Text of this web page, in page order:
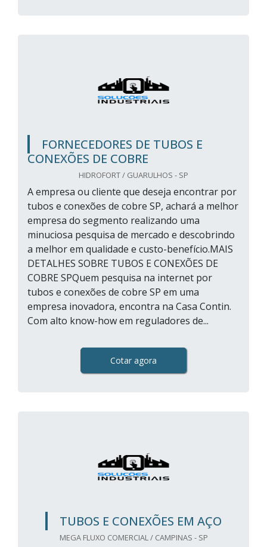
FORNECEDORES DE TUBOS E
CONEXÕES DE COBRE
HIDROFORT / GUARULHOS - SP
A empresa ou cliente que deseja encontrar por
tubos e conexões de cobre SP, achará a melhor
empresa do segmento realizando uma
minuciosa pesquisa de mercado e descobrindo
a melhor em qualidade e custo-benefício.MAIS
DETALHES SOBRE TUBOS E CONEXÕES DE
COBRE SPQuem pesquisa na internet por
tubos e conexões de cobre SP em uma
empresa inovadora, encontra na Casa Contin.
Com alto know-how em reguladores de...
Cotar agora
TUBOS E CONEXÕES EM AÇO
MEGA FLUXO COMERCIAL / CAMPINAS - SP